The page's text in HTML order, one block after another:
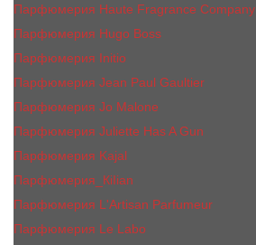
Парфюмерия Haute Fragrance Company
Парфюмерия Hugo Boss
Парфюмерия Initio
Парфюмерия Jean Paul Gaultier
Парфюмерия Jо Malоnе
Парфюмерия Juliette Has A Gun
Парфюмерия Kajal
Парфюмерия_КiIiаn
Парфюмерия L'Artisan Parfumeur
Парфюмерия Le Labo